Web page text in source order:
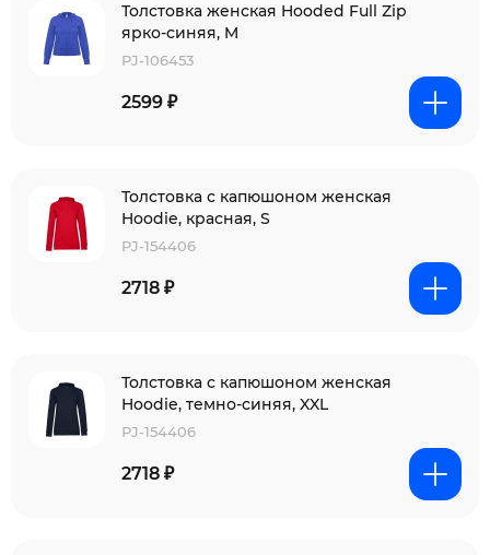
Толстовка женская Hooded Full Zip
ярко-синяя, M
PJ-106453
2599 ₽
Толстовка с капюшоном женская
Hoodie, красная, S
PJ-154406
2718 ₽
Толстовка с капюшоном женская
Hoodie, темно-синяя, XXL
PJ-154406
2718 ₽